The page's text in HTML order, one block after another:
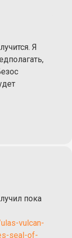
Я
пока
vulcan-
seal-of-